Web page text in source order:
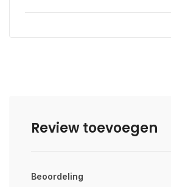
Review toevoegen
Beoordeling